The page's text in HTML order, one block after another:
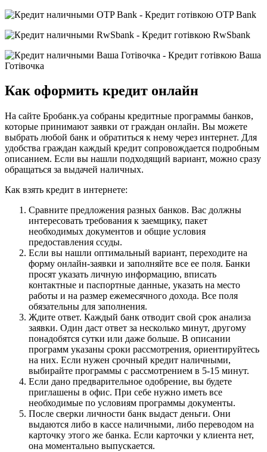
Как оформить кредит онлайн
На сайте Бробанк.уа собраны кредитные программы банков,
которые принимают заявки от граждан онлайн. Вы можете
выбрать любой банк и обратиться к нему через интернет. Для
удобства граждан каждый кредит сопровождается подробным
описанием. Если вы нашли подходящий вариант, можно сразу
обращаться за выдачей наличных.
Как взять кредит в интернете:
Сравните предложения разных банков. Вас должны
интересовать требования к заемщику, пакет
необходимых документов и общие условия
предоставления ссуды.
Если вы нашли оптимальный вариант, переходите на
форму онлайн-заявки и заполняйте все ее поля. Банки
просят указать личную информацию, вписать
контактные и паспортные данные, указать на место
работы и на размер ежемесячного дохода. Все поля
обязательны для заполнения.
Ждите ответ. Каждый банк отводит свой срок анализа
заявки. Один даст ответ за несколько минут, другому
понадобятся сутки или даже больше. В описании
программ указаны сроки рассмотрения, ориентируйтесь
на них. Если нужен срочный кредит наличными,
выбирайте программы с рассмотрением в 5-15 минут.
Если дано предварительное одобрение, вы будете
приглашены в офис. При себе нужно иметь все
необходимые по условиям программы документы.
После сверки личности банк выдаст деньги. Они
выдаются либо в кассе наличными, либо переводом на
карточку этого же банка. Если карточки у клиента нет,
она моментально выпускается.